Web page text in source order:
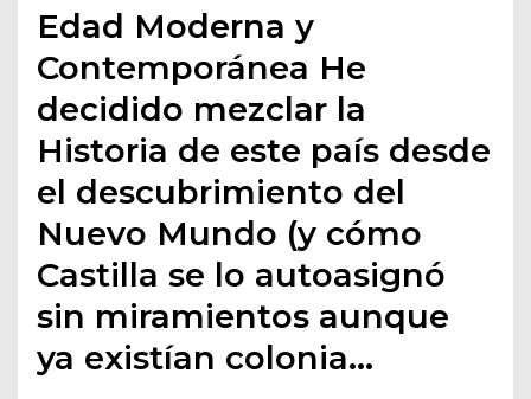
Edad Moderna y
Contemporánea He
decidido mezclar la
Historia de este país desde
el descubrimiento del
Nuevo Mundo (y cómo
Castilla se lo autoasignó
sin miramientos aunque
ya existían colonia…